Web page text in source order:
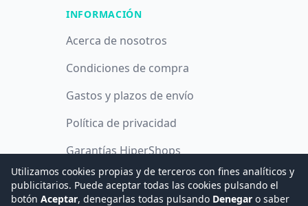
INFORMACIÓN
Acerca de nosotros
Condiciones de compra
Gastos y plazos de envío
Política de privacidad
Garantías HiperShops
Política de cookies
Utilizamos cookies propias y de terceros con fines analíticos y
publicitarios. Puede aceptar todas las cookies pulsando el
botón Aceptar, denegarlas todas pulsando Denegar o saber